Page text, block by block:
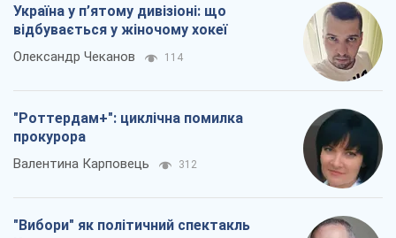
Україна у п’ятому дивізіоні: що
відбувається у жіночому хокеї
Олександр Чеканов 114
"Роттердам+": циклічна помилка
прокурора
Валентина Карповець 312
"Вибори" як політичний спектакль